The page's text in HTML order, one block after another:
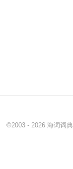
©2003 - 2026 海词词典